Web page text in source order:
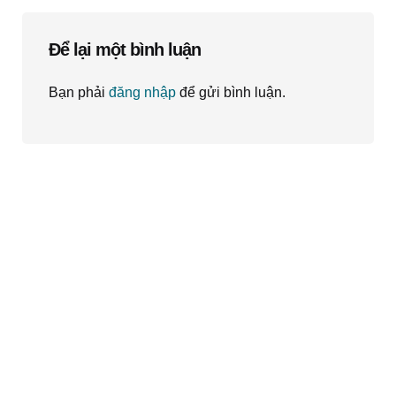
Để lại một bình luận
Bạn phải đăng nhập để gửi bình luận.